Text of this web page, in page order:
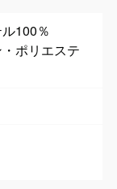
100％
ポリエステ